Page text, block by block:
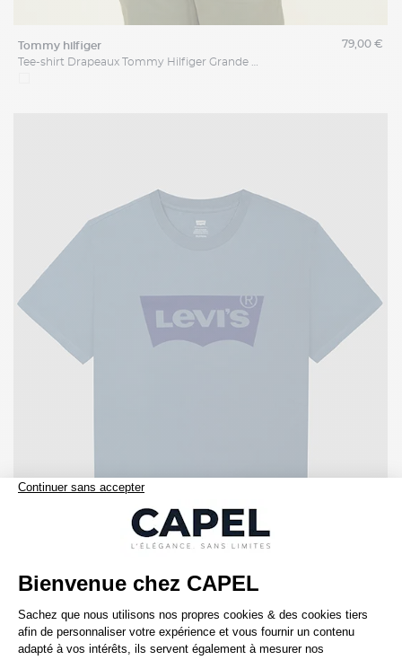
tommy hilfiger
79,00 €
levis
Tee-shirt Indigo Levi's Grande Taille
35,00 €